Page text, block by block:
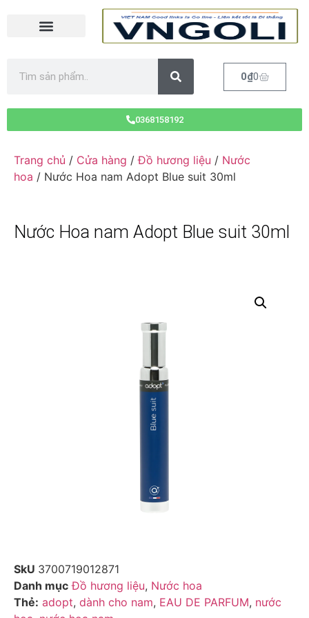
0₫0
0368158192
Trang chủ / Cửa hàng /Đồ hương liệu / Nước
hoa / Nước Hoa nam Adopt Blue suit 30ml
Nước Hoa nam Adopt Blue suit 30ml
SkU 3700719012871
Danh mục Đồ hương liệu, Nước hoa
Thẻ: adopt, dành cho nam, EAU DE PARFUM, nước